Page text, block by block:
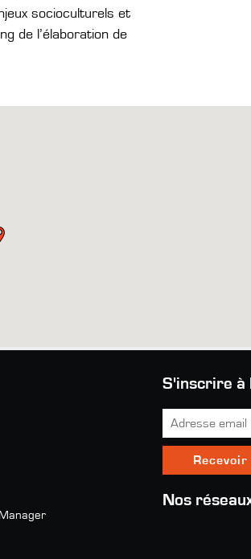
socioculturels et
de l’élaboration de
S'inscrire à
Nos